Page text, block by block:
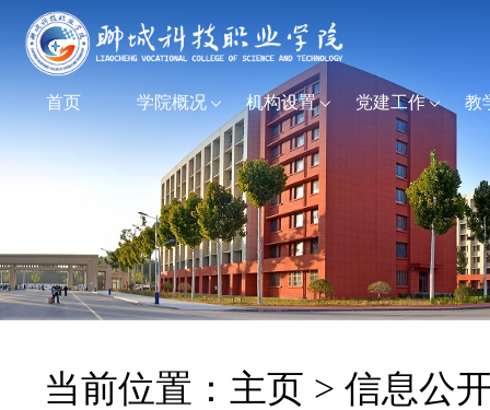
首页 学院概况 机构设置 党建工作 教
当前位置： 主页 > 信息公